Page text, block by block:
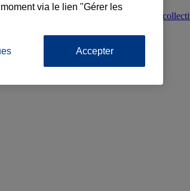
Protection juridique
via le lien "Gérer les
Accepter